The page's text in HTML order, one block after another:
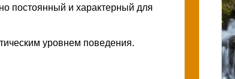
постоянный и характерный для
уровнем поведения.